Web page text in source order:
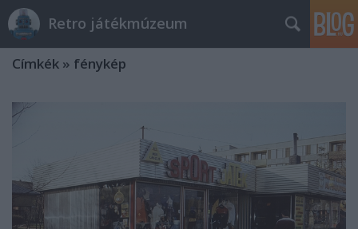
Retro játékmúzeum
Címkék » fénykép